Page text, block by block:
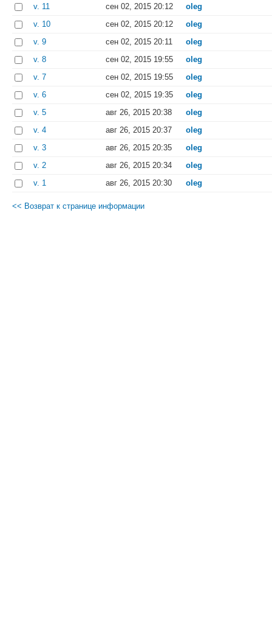
v. 11 сен 02, 2015 20:12
oleg
v. 10
сен 02, 2015 20:12
oleg
v. 9
сен 02, 2015 20:11
oleg
v. 8
сен 02, 2015 19:55
oleg
v. 7
сен 02, 2015 19:55
oleg
v. 6
сен 02, 2015 19:35
oleg
v. 5
авг 26, 2015 20:38
oleg
v. 4
авг 26, 2015 20:37
oleg
v. 3
авг 26, 2015 20:35
oleg
v. 2
авг 26, 2015 20:34
oleg
v. 1
авг 26, 2015 20:30 oleg
<< Возврат к странице информации